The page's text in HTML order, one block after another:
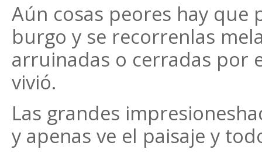
Aún cosas peores hay que
burgo y se recorrenlas
arruinadas o cerradas por
vivió.
Las grandes
y apenas ve el paisaje y